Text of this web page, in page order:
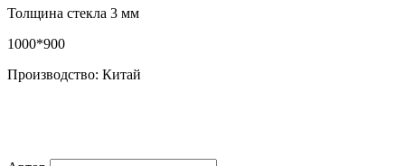
Толщина стекла 3 мм
1000*900
Производство: Китай